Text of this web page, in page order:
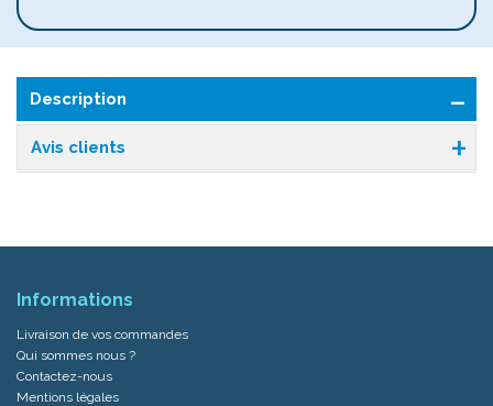
Description
Avis clients
Informations
Livraison de vos commandes
Qui sommes nous ?
Contactez-nous
Mentions légales